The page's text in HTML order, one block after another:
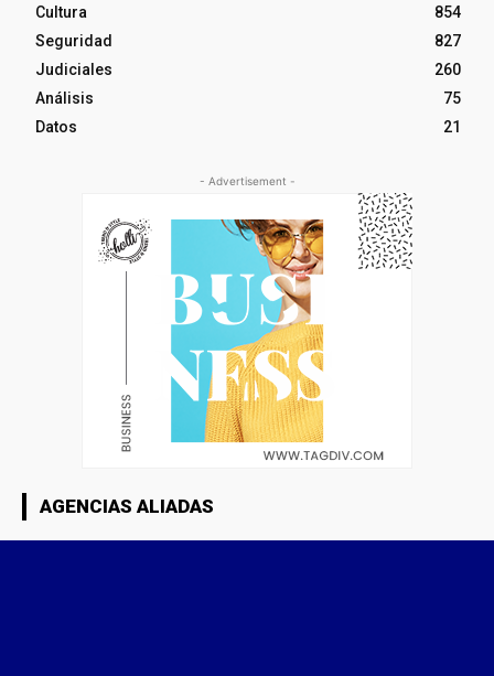
Cultura
854
Seguridad
827
Judiciales
260
Análisis
75
Datos
21
- Advertisement -
AGENCIAS ALIADAS